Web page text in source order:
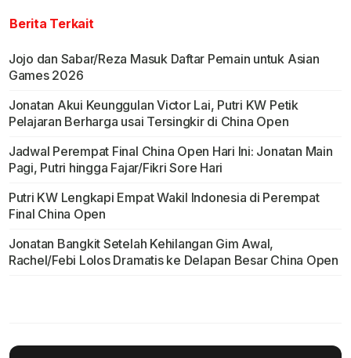
Berita Terkait
Jojo dan Sabar/Reza Masuk Daftar Pemain untuk Asian
Games 2026
Jonatan Akui Keunggulan Victor Lai, Putri KW Petik
Pelajaran Berharga usai Tersingkir di China Open
Jadwal Perempat Final China Open Hari Ini: Jonatan Main
Pagi, Putri hingga Fajar/Fikri Sore Hari
Putri KW Lengkapi Empat Wakil Indonesia di Perempat
Final China Open
Jonatan Bangkit Setelah Kehilangan Gim Awal,
Rachel/Febi Lolos Dramatis ke Delapan Besar China Open